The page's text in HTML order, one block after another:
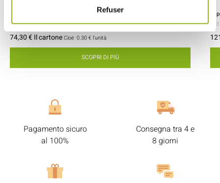
Refuser
- 81x47x47 mm- Cartone / PET- 250 pezzi / cartone
74,30 € Il cartoneCioè 0.30 € l'unità
SCOPRI DI PIÙ
-
Pagamento sicuro
al 100%
Consegna tra 4 e
8 giorni